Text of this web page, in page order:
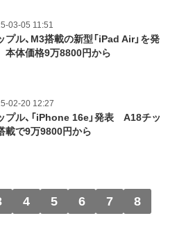
03-05 11:51
プル、M3搭載の新型「iPad Air」を発
体価格9万8800円から
02-20 12:27
プル、「iPhone 16e」発表 A18チッ
載で9万9800円から
4 5 6 7
8
ジ